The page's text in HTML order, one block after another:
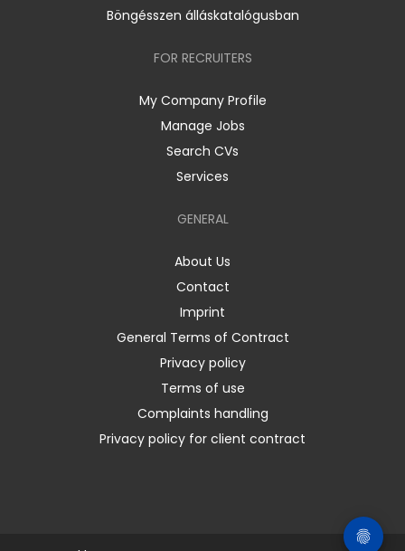
Böngésszen álláskatalógusban
FOR RECRUITERS
My Company Profile
Manage Jobs
Search CVs
Services
GENERAL
About Us
Contact
Imprint
General Terms of Contract
Privacy policy
Terms of use
Complaints handling
Privacy policy for client contract